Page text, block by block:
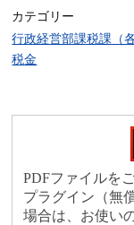
カテゴリー
行政経営部課税課（
税金
PDFファイルを
プラグイン（無
場合は、お使い